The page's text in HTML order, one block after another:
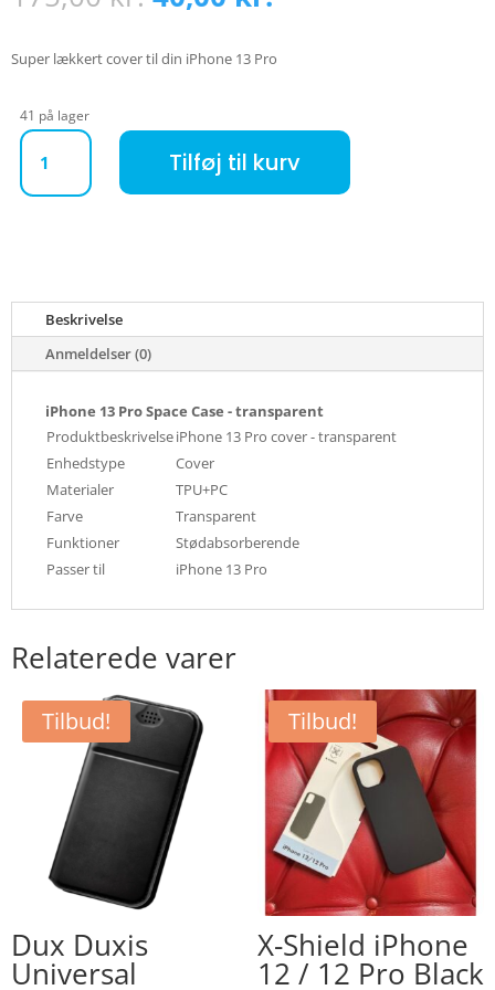
oprindelige
pris
var: er:
Super lækkert cover til din iPhone 13 Pro
41 på lager
iPhone 13 Pro Space Case - transparent antal
Tilføj til kurv
Beskrivelse
Anmeldelser (0)
iPhone 13 Pro Space Case - transparent
ProduktbeskrivelseiPhone 13 Pro cover - transparent
Enhedstype
Cover
Materialer
TPU+PC
Farve
Transparent
Funktioner
Stødabsorberende
Passer til
iPhone 13 Pro
Relaterede varer
Tilbud!
Dux Duxis
Universal
Tilbud!
X-Shield iPhone
12 / 12 Pro Black